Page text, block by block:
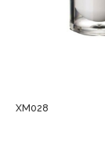
XM028